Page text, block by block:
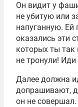
Он видит у
не убитую или
напуганную. Ей
оказались эти
которых ты так
не тронули!
Далее должна
допрашивают,
он не